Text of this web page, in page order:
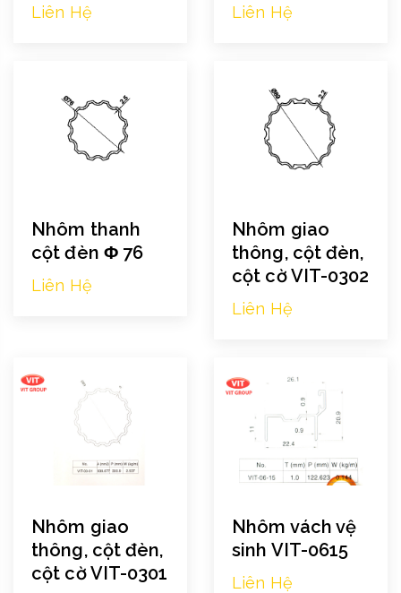
Liên Hệ Liên Hệ
Nhôm thanh
cột đèn Φ 76
Liên Hệ
Nhôm giao
thông, cột đèn,
cột cờ VIT-0302
Liên Hệ
Nhôm giao
thông, cột đèn,
cột cờ VIT-0301
Nhôm vách vệ
sinh VIT-0615
Liên Hệ